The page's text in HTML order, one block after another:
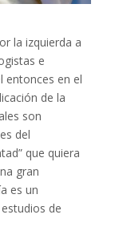
la izquierda a
e
entonces en el
de la
son
del
que quiera
gran
es un
de